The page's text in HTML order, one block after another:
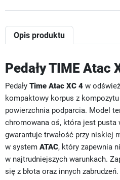
Opis produktu
Pedały TIME Atac
Pedały Time Atac XC 4 w
kompaktowy korpus z
powierzchnia podparcia. Model
chromowana oś, która jest pusta
gwarantuje trwałość przy niskiej
w system ATAC, który zapewnia
w najtrudniejszych warunkach.
się z błota oraz innych zabrudzeń.